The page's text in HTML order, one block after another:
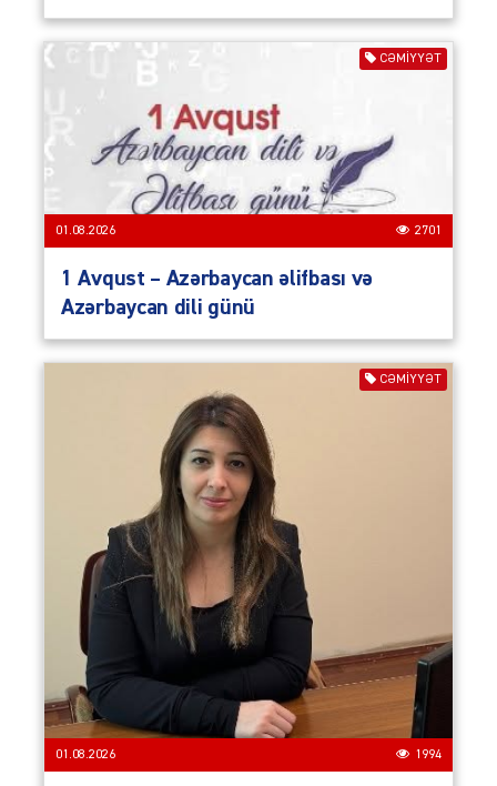
CƏMIYYƏT
01.08.2026 2701
1 Avqust – Azərbaycan əlifbası və
Azərbaycan dili günü
CƏMIYYƏT
01.08.2026 1994